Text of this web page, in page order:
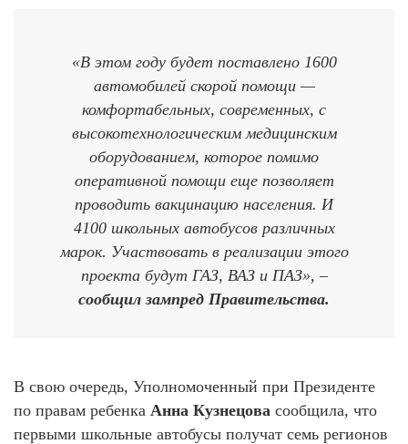
«В этом году будет поставлено 1600
автомобилей скорой помощи —
комфортабельных, современных, с
высокотехнологическим медицинским
оборудованием, которое помимо
оперативной помощи еще позволяет
проводить вакцинацию населения. И
4100 школьных автобусов различных
марок. Участвовать в реализации этого
проекта будут ГАЗ, ВАЗ и ПАЗ», –
сообщил зампред Правительства.
В свою очередь, Уполномоченный при Президенте
по правам ребенка Анна Кузнецова сообщила, что
первыми школьные автобусы получат семь регионов